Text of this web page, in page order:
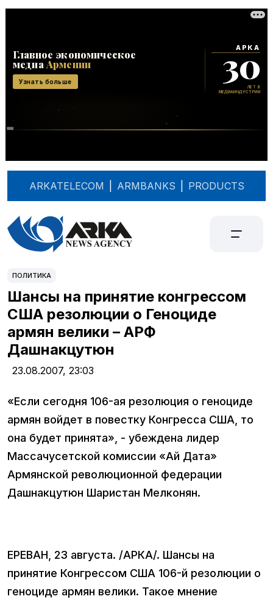
ARKATELECOM ARMBANKS PRODUCTS
ПОЛИТИКА
Шансы на принятие конгрессом
США резолюции о Геноциде
армян велики – АРФ
Дашнакцутюн
23.08.2007, 23:03
«Если сегодня 106-ая резолюция о геноциде
армян войдет в повестку Конгресса США, то
она будет принята», - убеждена лидер
Массачусетской комиссии «Ай Дата»
Армянской революционной федерации
Дашнакцутюн Шаристан Мелконян.
ЕРЕВАН, 23 августа. /АРКА/. Шансы на
принятие Конгрессом США 106-й резолюции о
геноциде армян велики. Такое мнение